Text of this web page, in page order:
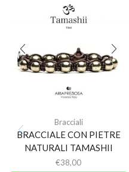
Bracciali
BRACCIALE CON PIETRE
NATURALI TAMASHII
€38,00